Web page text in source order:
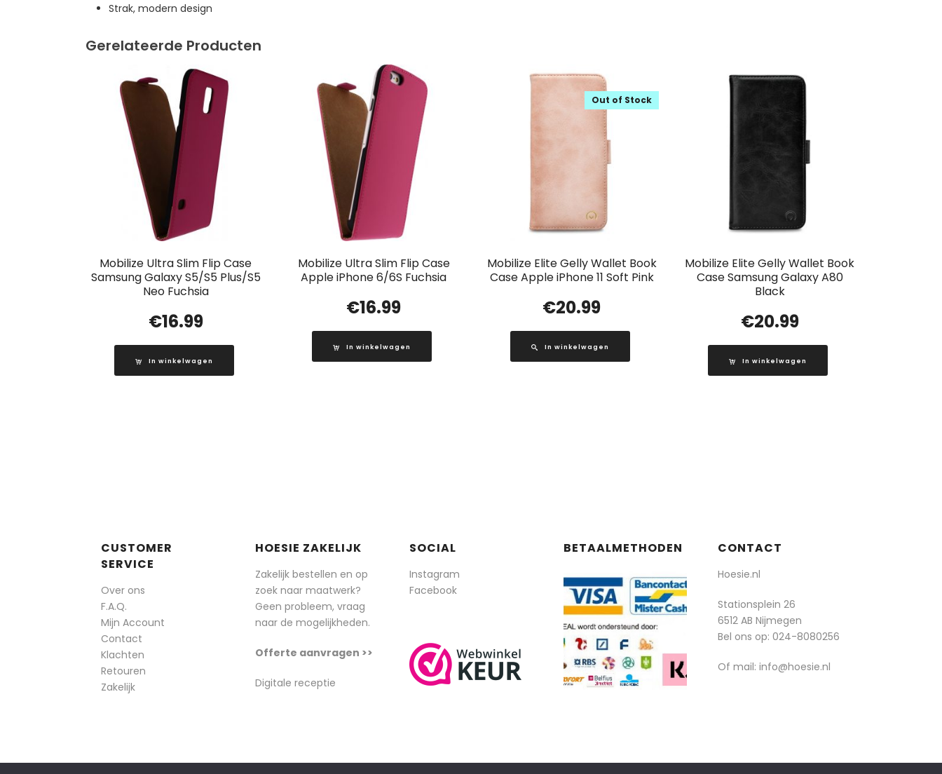
Strak, modern design
Gerelateerde Producten
Mobilize Ultra Slim Flip Case
Samsung Galaxy S5/S5 Plus/S5
Neo Fuchsia
€16.99
In winkelwagen
Mobilize Ultra Slim Flip Case
Apple iPhone 6/6S Fuchsia
€16.99
In winkelwagen
Mobilize Elite Gelly Wallet Book
Case Apple iPhone 11 Soft Pink
Out of Stock
€20.99
In winkelwagen
Mobilize Elite Gelly Wallet Book
Case Samsung Galaxy A80
Black
€20.99
In winkelwagen
CUSTOMER
SERVICE
Over ons
F.A.Q.
Mijn Account
Contact
Klachten
Retouren
Zakelijk
HOESIE ZAKELIJK
Zakelijk bestellen en op
zoek naar maatwerk?
Geen probleem, vraag
naar de mogelijkheden.
Offerte aanvragen >>
Digitale receptie
SOCIAL
Instagram
Facebook
BETAALMETHODEN CONTACT
Hoesie.nl
Stationsplein 26
6512 AB Nijmegen
Bel ons op: 024-8080256
Of mail: info@hoesie.nl